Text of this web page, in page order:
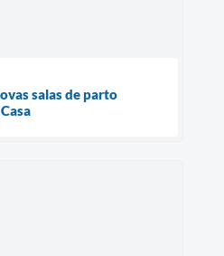
salas de parto